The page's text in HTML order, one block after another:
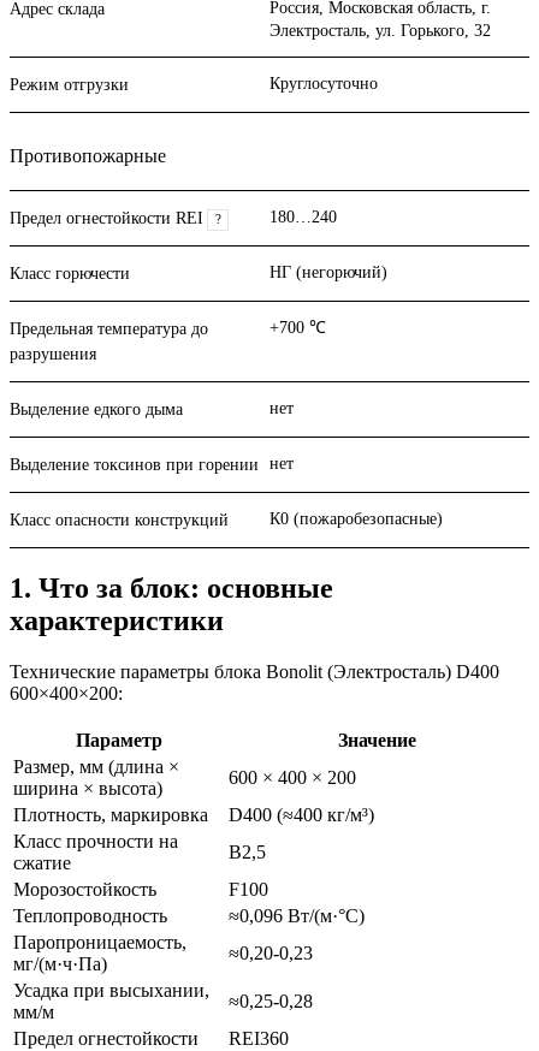
Адрес склада
Россия, Московская область, г.
Электросталь, ул. Горького, 32
Режим отгрузки Круглосуточно
Противопожарные
Предел огнестойкости REI ? 180…240
Класс горючести НГ (негорючий)
Предельная температура до
разрушения
+700 ℃
Выделение едкого дыма нет
Выделение токсинов при горении нет
Класс опасности конструкций К0 (пожаробезопасные)
1. Что за блок: основные
характеристики
Технические параметры блока Bonolit (Электросталь) D400
600×400×200:
Параметр
Значение
Размер, мм (длина ×
ширина × высота)
600 × 400 × 200
Плотность, маркировка
D400 (≈400 кг/м³)
Класс прочности на
сжатие
B2,5
Морозостойкость
F100
Теплопроводность
≈0,096 Вт/(м·°C)
Паропроницаемость,
мг/(м·ч·Па)
≈0,20‑0,23
Усадка при высыхании,
мм/м
≈0,25‑0,28
Предел огнестойкости
REI360